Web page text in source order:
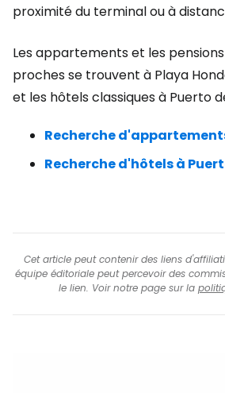
proximité du terminal ou à
Les appartements et les
proches se trouvent à Playa
et les hôtels classiques à Puerto
Recherche
Recherche d'hôtels à
Cet article peut contenir des liens
équipe éditoriale peut percevoir des
le lien. Voir notre page sur la